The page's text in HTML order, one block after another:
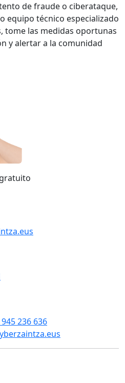
de fraude o ciberataque,
equipo técnico especializado
tome las medidas oportunas
y alertar a la comunidad
236 636